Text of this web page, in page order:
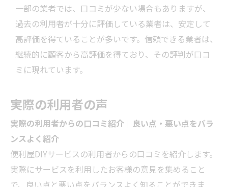
一部の業者では、口コミが少ない場合もありますが、
過去の利用者が十分に評価している業者は、安定して
高評価を得ていることが多いです。信頼できる業者は、
継続的に顧客から高評価を得ており、その評判が口コ
ミに現れています。
実際の利用者の声
実際の利用者からの口コミ紹介｜良い点・悪い点をバラ
ンスよく紹介
便利屋DIYサービスの利用者からの口コミを紹介します。
実際にサービスを利用したお客様の意見を集めること
で、良い点と悪い点をバランスよく知ることができま